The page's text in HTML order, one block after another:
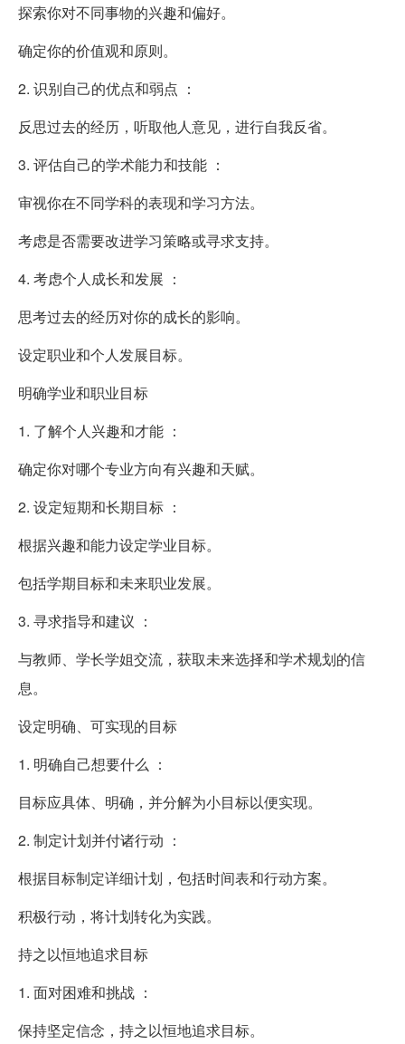
探索你对不同事物的兴趣和偏好。
确定你的价值观和原则。
2. 识别自己的优点和弱点 ：
反思过去的经历，听取他人意见，进行自我反省。
3. 评估自己的学术能力和技能 ：
审视你在不同学科的表现和学习方法。
考虑是否需要改进学习策略或寻求支持。
4. 考虑个人成长和发展 ：
思考过去的经历对你的成长的影响。
设定职业和个人发展目标。
明确学业和职业目标
1. 了解个人兴趣和才能 ：
确定你对哪个专业方向有兴趣和天赋。
2. 设定短期和长期目标 ：
根据兴趣和能力设定学业目标。
包括学期目标和未来职业发展。
3. 寻求指导和建议 ：
与教师、学长学姐交流，获取未来选择和学术规划的信
息。
设定明确、可实现的目标
1. 明确自己想要什么 ：
目标应具体、明确，并分解为小目标以便实现。
2. 制定计划并付诸行动 ：
根据目标制定详细计划，包括时间表和行动方案。
积极行动，将计划转化为实践。
持之以恒地追求目标
1. 面对困难和挑战 ：
保持坚定信念，持之以恒地追求目标。